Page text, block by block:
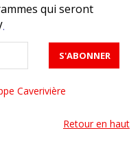
qui seront
.
Caverivière
Retour en haut